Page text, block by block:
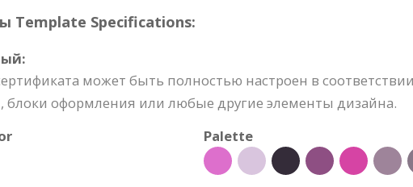
Template Specifications:
может быть полностью настроен в
блоки оформления или любые другие элементы дизайна.
Palette